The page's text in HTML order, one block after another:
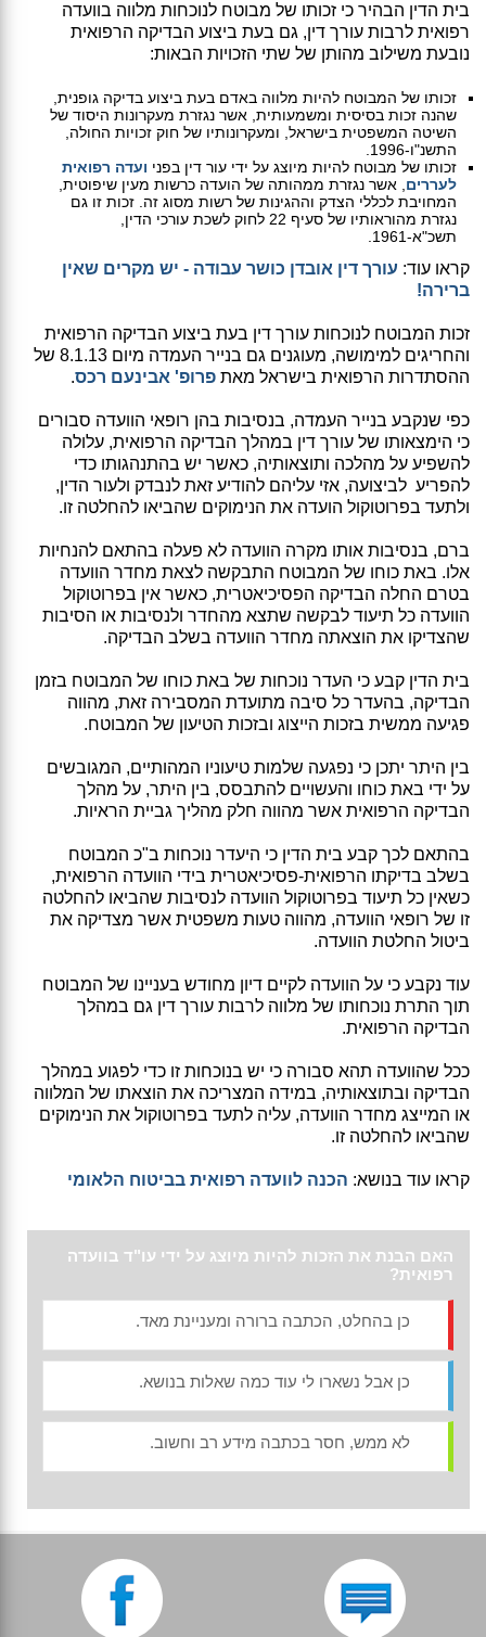
בית הדין הבהיר כי זכותו של מבוטח לנוכחות מלווה בוועדה
רפואית לרבות עורך דין, גם בעת ביצוע הבדיקה הרפואית
נובעת משילוב מהותן של שתי הזכויות הבאות:
זכותו של המבוטח להיות מלווה באדם בעת ביצוע בדיקה גופנית,
שהנה זכות בסיסית ומשמעותית, אשר נגזרת מעקרונות היסוד של
השיטה המשפטית בישראל, ומעקרונותיו של חוק זכויות החולה,
התשנ"ו-1996.
זכותו של מבוטח להיות מיוצג על ידי עור דין בפני ועדה רפואית
לעררים , אשר נגזרת ממהותה של הועדה כרשות מעין שיפוטית,
המחויבת לכללי הצדק וההגינות של רשות מסוג זה. זכות זו גם
נגזרת מהוראותיו של סעיף 22 לחוק לשכת עורכי הדין,
תשכ"א-1961.
קראו עוד: עורך דין אובדן כושר עבודה - יש מקרים שאין
ברירה!
זכות המבוטח לנוכחות עורך דין בעת ביצוע הבדיקה הרפואית
והחריגים למימושה, מעוגנים גם בנייר העמדה מיום 8.1.13 של
ההסתדרות הרפואית בישראל מאת פרופ' אבינעם רכס.
כפי שנקבע בנייר העמדה, בנסיבות בהן רופאי הוועדה סבורים
כי הימצאותו של עורך דין במהלך הבדיקה הרפואית, עלולה
להשפיע על מהלכה ותוצאותיה, כאשר יש בהתנהגותו כדי
להפריע לביצועה, אזי עליהם להודיע זאת לנבדק ולעור הדין,
ולתעד בפרוטוקול הועדה את הנימוקים שהביאו להחלטה זו.
ברם, בנסיבות אותו מקרה הוועדה לא פעלה בהתאם להנחיות
אלו. באת כוחו של המבוטח התבקשה לצאת מחדר הוועדה
בטרם החלה הבדיקה הפסיכיאטרית, כאשר אין בפרוטוקול
הוועדה כל תיעוד לבקשה שתצא מהחדר ולנסיבות או הסיבות
שהצדיקו את הוצאתה מחדר הוועדה בשלב הבדיקה.
בית הדין קבע כי העדר נוכחות של באת כוחו של המבוטח בזמן
הבדיקה, בהעדר כל סיבה מתועדת המסבירה זאת, מהווה
פגיעה ממשית בזכות הייצוג ובזכות הטיעון של המבוטח.
בין היתר יתכן כי נפגעה שלמות טיעוניו המהותיים, המגובשים
על ידי באת כוחו והעשויים להתבסס, בין היתר, על מהלך
הבדיקה הרפואית אשר מהווה חלק מהליך גביית הראיות.
בהתאם לכך קבע בית הדין כי היעדר נוכחות ב"כ המבוטח
בשלב בדיקתו הרפואית-פסיכיאטרית בידי הוועדה הרפואית,
כשאין כל תיעוד בפרוטוקול הוועדה לנסיבות שהביאו להחלטה
זו של רופאי הוועדה, מהווה טעות משפטית אשר מצדיקה את
ביטול החלטת הוועדה.
עוד נקבע כי על הוועדה לקיים דיון מחודש בעניינו של המבוטח
תוך התרת נוכחותו של מלווה לרבות עורך דין גם במהלך
הבדיקה הרפואית.
ככל שהוועדה תהא סבורה כי יש בנוכחות זו כדי לפגוע במהלך
הבדיקה ובתוצאותיה, במידה המצריכה את הוצאתו של המלווה
או המייצג מחדר הוועדה, עליה לתעד בפרוטוקול את הנימוקים
שהביאו להחלטה זו.
קראו עוד בנושא: הכנה לוועדה רפואית בביטוח הלאומי
האם הבנת את הזכות להיות מיוצג על ידי עו"ד בוועדה
רפואית?
כן בהחלט, הכתבה ברורה ומעניינת מאד.
כן אבל נשארו לי עוד כמה שאלות בנושא.
לא ממש, חסר בכתבה מידע רב וחשוב.